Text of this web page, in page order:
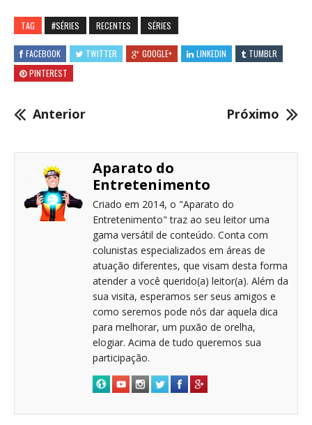
TAG #SÉRIES RECENTES SÉRIES
FACEBOOK TWITTER GOOGLE+ LINKEDIN
TUMBLR
PINTEREST
Anterior Próximo
Aparato do
Entretenimento
Criado em 2014, o "Aparato do
Entretenimento" traz ao seu leitor uma
gama versátil de conteúdo. Conta com
colunistas especializados em áreas de
atuação diferentes, que visam desta forma
atender a você querido(a) leitor(a). Além da
sua visita, esperamos ser seus amigos e
como seremos pode nós dar aquela dica
para melhorar, um puxão de orelha,
elogiar. Acima de tudo queremos sua
participação.